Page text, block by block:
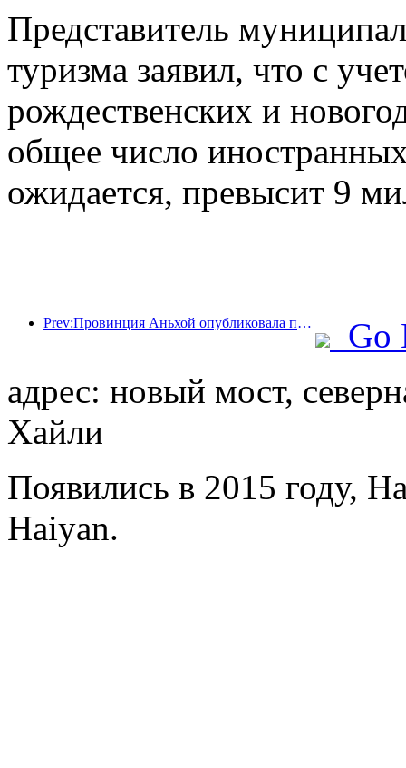
Представитель
туризма заявил, что с
рождественских и
общее число
ожидается, превысит 9
Prev:Провинция Аньхой опубликовала проект «15-го пятилетнего плана», направленный на развитие индустрии культурного туризма в качестве одной из ключевых отраслей экономики.
Go
адрес: новый мост,
Хайли
Появились в 2015 году,
Haiyan.